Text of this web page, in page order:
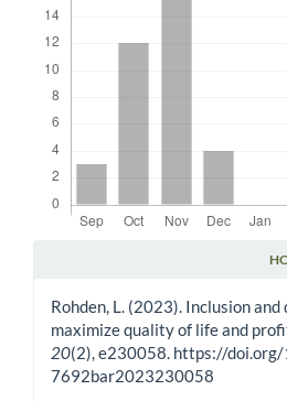
Rohden, L. (2023). Inclusion
maximize quality of life and
20(2), e230058. https://
7692bar2023230058